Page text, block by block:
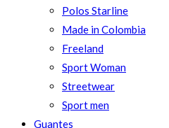
Polos Starline
Made in Colombia
Freeland
Sport Woman
Streetwear
Sport men
Guantes